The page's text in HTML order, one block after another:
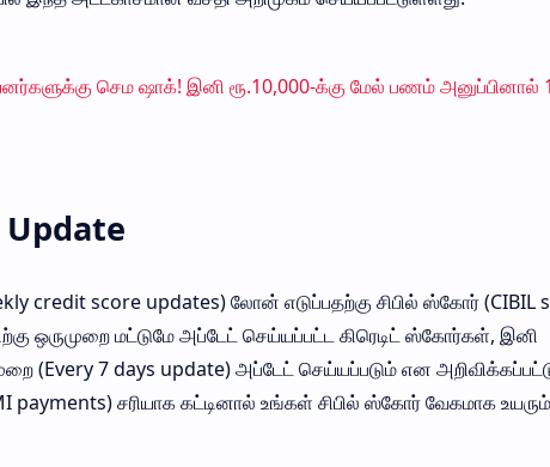
செம ஷாக்! இனி ரூ.10,000-க்கு மேல் பணம் அனுப்பினால் 1
Update
credit score updates) லோன் எடுப்பதற்கு சிபில் ஸ்கோர் (CIBIL
ஒருமுறை மட்டுமே அப்டேட் செய்யப்பட்ட கிரெடிட் ஸ்கோர்கள், இனி
(Every 7 days update) அப்டேட் செய்யப்படும் என
சரியாக கட்டினால் உங்கள் சிபில் ஸ்கோர் வேகமாக